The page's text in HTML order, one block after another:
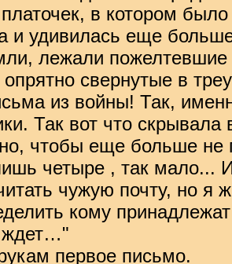
в котором
и удивилась еще
лежали
свернутые в
из войны! Так,
Так вот что
чтобы еще больше не
четыре , так мало...
чужую почту, но я
кому
ждет…"
первое письмо.